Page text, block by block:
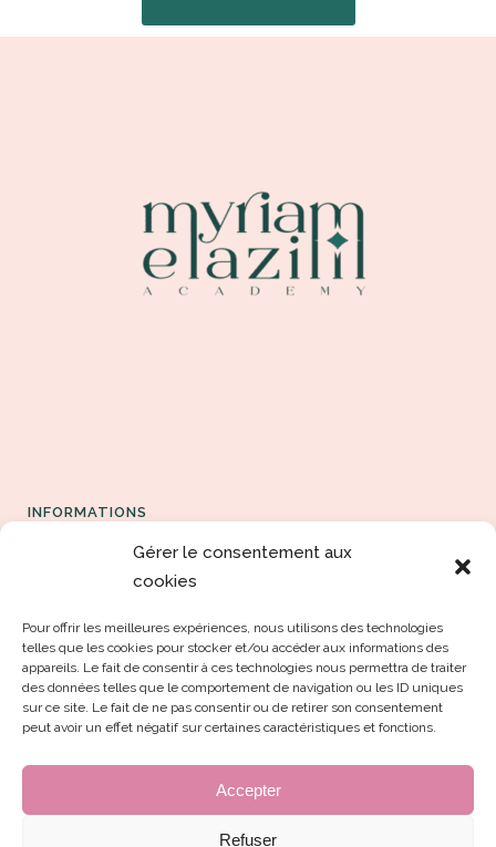
Gérer le consentement aux
cookies
Pour offrir les meilleures expériences, nous utilisons des technologies
telles que les cookies pour stocker et/ou accéder aux informations des
appareils. Le fait de consentir à ces technologies nous permettra de traiter
des données telles que le comportement de navigation ou les ID uniques
sur ce site. Le fait de ne pas consentir ou de retirer son consentement
peut avoir un effet négatif sur certaines caractéristiques et fonctions.
Accepter
Refuser
INFORMATIONS
Espace formation
Les Conditions générales de vente
Politique de confidentialité